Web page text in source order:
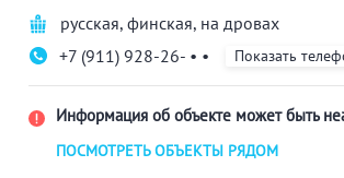
русская, финская, на дровах
+7 (911) 928-26- • •
Показать
Информация об объекте может быть
ПОСМОТРЕТЬ ОБЪЕКТЫ РЯДОМ